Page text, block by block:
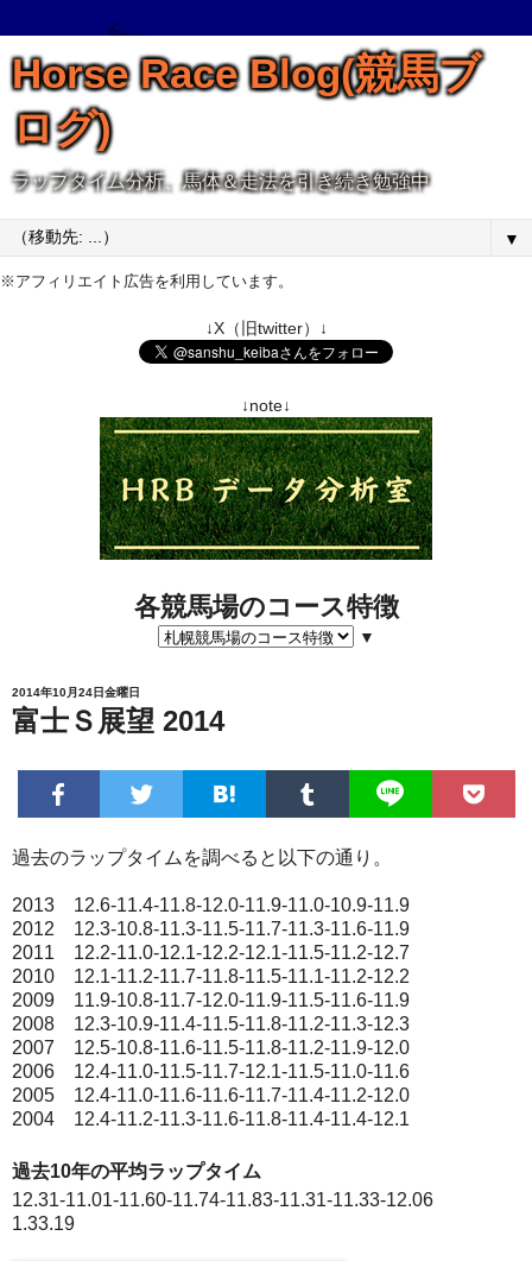
Horse Race Blog(競馬ブ
ログ)
ラップタイム分析、馬体＆走法を引き続き勉強中
▼
※アフィリエイト広告を利用しています。
↓X（旧twitter）↓
↓note↓
各競馬場のコース特徴
▼
2014年10月24日金曜日
富士Ｓ展望 2014
過去のラップタイムを調べると以下の通り。
2013 12.6-11.4-11.8-12.0-11.9-11.0-10.9-11.9
2012 12.3-10.8-11.3-11.5-11.7-11.3-11.6-11.9
2011 12.2-11.0-12.1-12.2-12.1-11.5-11.2-12.7
2010 12.1-11.2-11.7-11.8-11.5-11.1-11.2-12.2
2009 11.9-10.8-11.7-12.0-11.9-11.5-11.6-11.9
2008 12.3-10.9-11.4-11.5-11.8-11.2-11.3-12.3
2007 12.5-10.8-11.6-11.5-11.8-11.2-11.9-12.0
2006 12.4-11.0-11.5-11.7-12.1-11.5-11.0-11.6
2005 12.4-11.0-11.6-11.6-11.7-11.4-11.2-12.0
2004 12.4-11.2-11.3-11.6-11.8-11.4-11.4-12.1
過去10年の平均ラップタイム
12.31-11.01-11.60-11.74-11.83-11.31-11.33-12.06
1.33.19